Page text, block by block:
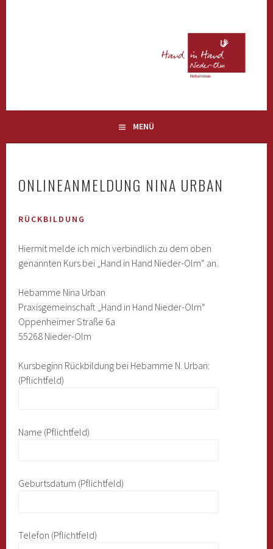
HAND IN HAND NIEDER-OLM
MENÜ
ONLINEANMELDUNG NINA URBAN
RÜCKBILDUNG
Hiermit melde ich mich verbindlich zu dem oben
genannten Kurs bei „Hand in Hand Nieder-Olm“ an.
Hebamme Nina Urban
Praxisgemeinschaft „Hand in Hand Nieder-Olm“
Oppenheimer Straße 6a
55268 Nieder-Olm
Kursbeginn Rückbildung bei Hebamme N. Urban:
(Pflichtfeld)
Name (Pflichtfeld)
Geburtsdatum (Pflichtfeld)
Telefon (Pflichtfeld)